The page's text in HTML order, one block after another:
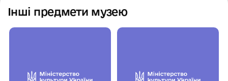
Інші предмети музею